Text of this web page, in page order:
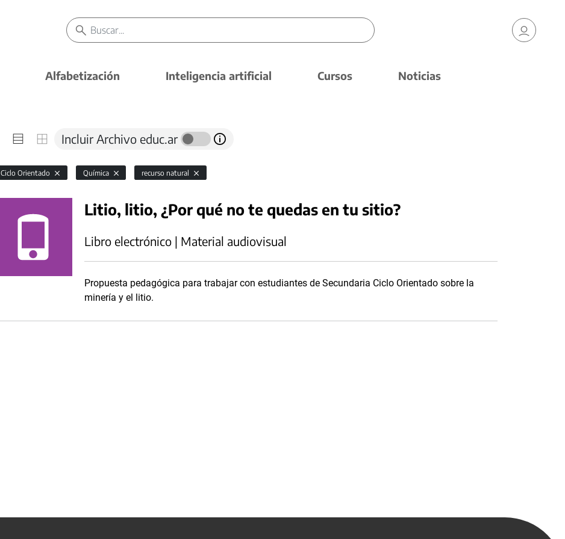
Alfabetización Inteligencia artificial Cursos Noticias
Incluir Archivo educ.ar
Ciclo Orientado Química recurso natural
Litio, litio, ¿Por qué no te quedas en tu sitio?
Libro electrónico | Material audiovisual
Propuesta pedagógica para trabajar con estudiantes de Secundaria Ciclo Orientado sobre la
minería y el litio.